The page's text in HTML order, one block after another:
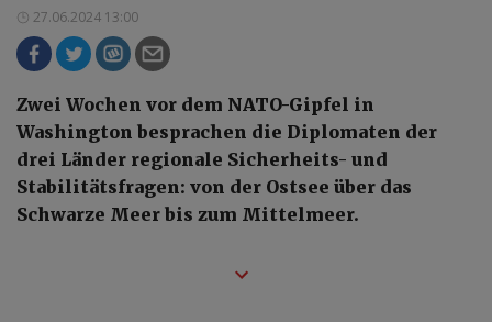
27.06.2024 13:00
Zwei Wochen vor dem NATO-Gipfel in
Washington besprachen die Diplomaten der
drei Länder regionale Sicherheits- und
Stabilitätsfragen: von der Ostsee über das
Schwarze Meer bis zum Mittelmeer.